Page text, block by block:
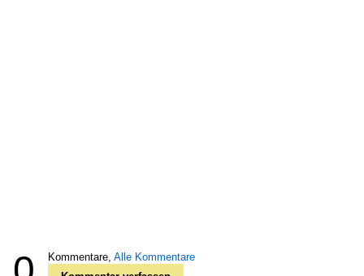
Kommentare, Alle Kommentare